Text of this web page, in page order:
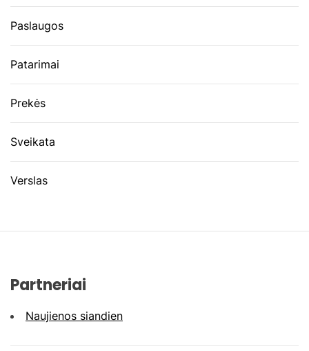
Paslaugos
Patarimai
Prekės
Sveikata
Verslas
Partneriai
Naujienos siandien